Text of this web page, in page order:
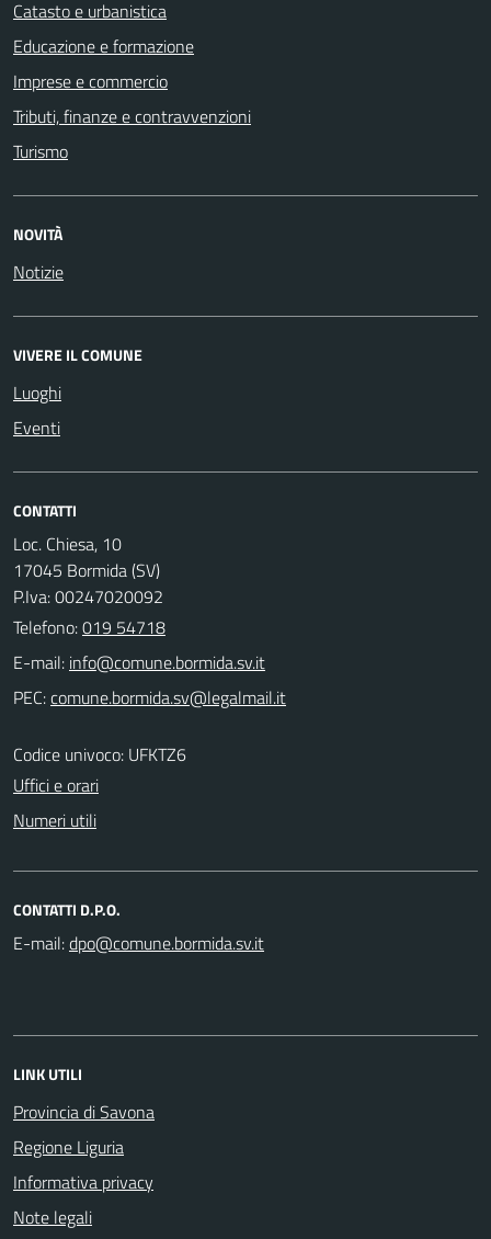
Catasto e urbanistica
Educazione e formazione
Imprese e commercio
Tributi, finanze e contravvenzioni
Turismo
NOVITÀ
Notizie
VIVERE IL COMUNE
Luoghi
Eventi
CONTATTI
Loc. Chiesa, 10
17045 Bormida (SV)
P.Iva: 00247020092
Telefono:019 54718
E-mail:
PEC:
Codice univoco: UFKTZ6
Uffici e orari
Numeri utili
CONTATTI D.P.O.
E-mail:
LINK UTILI
Provincia di Savona
Regione Liguria
Informativa privacy
Note legali